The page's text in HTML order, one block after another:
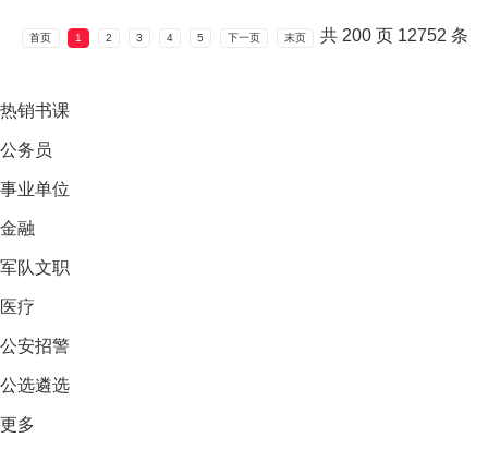
首页 1 2 3 4 5 下一页 末页 共 200页12752 条
热销书课
公务员
事业单位
金融
军队文职
医疗
公安招警
公选遴选
更多